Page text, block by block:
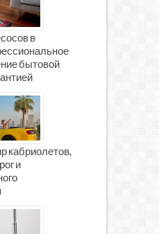
в
бытовой
кабриолетов,
и